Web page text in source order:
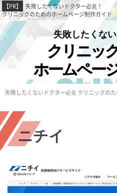
【PR】
失敗したくないドクター必⾒！
クリニックのためのホームページ制作ガイド
失敗したくな
クリニッ
ホームペー
失敗したくないドクター必⾒ クリニックの
ニチイ